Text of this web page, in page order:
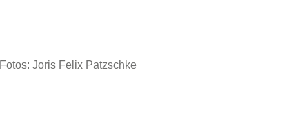
Fotos: Joris Felix Patzschke